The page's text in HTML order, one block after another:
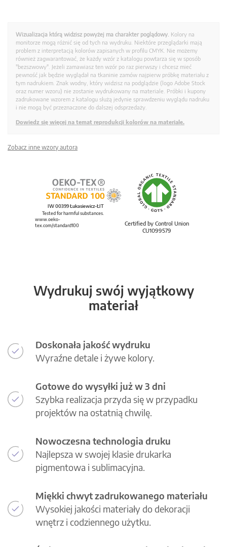
Wizualizacja którą widzisz powyżej ma charakter poglądowy. Kolory na
monitorze mogą różnić się od tych na wydruku. Niektóre przeglądarki mają
problem z interpretacją kolorów zapisanych w profilu CMYK. Nie możemy
również zagwarantować, że każdy wzór z katalogu powtarza się w sposób
"bezszwowy". Jeżeli zamawiasz ten wzór po raz pierwszy i chcesz mieć
pewność jak będzie wyglądał na tkaninie zamów najpierw próbkę materiału z
tym nadrukiem. Znak wodny, który widzisz na podglądzie (logo Adobe Stock
oraz numer wzoru) nie zostanie wydrukowany na materiale. Próbki i kupony
zadrukowane wzorem z katalogu służą jedynie sprawdzeniu wyglądu nadruku
i nie mogą być przeznaczone do dalszej odsprzedaży.
Dowiedz się więcej na temat reprodukcji kolorów na materiale.
Zobacz inne wzory autora
Certified by Control Union
CU1099579
IW 00399 Łukasiewicz-ŁIT
Tested for harmful substances.
www.oeko-
tex.com/standard100
Wydrukuj swój wyjątkowy
materiał
Doskonała jakość wydruku
Wyraźne detale i żywe kolory.
Gotowe do wysyłki już w 3 dni
Szybka realizacja przyda się w przypadku
projektów na ostatnią chwilę.
Nowoczesna technologia druku
Najlepsza w swojej klasie drukarka
pigmentowa i sublimacyjna.
Miękki chwyt zadrukowanego materiału
Wysokiej jakości materiały do dekoracji
wnętrz i codziennego użytku.